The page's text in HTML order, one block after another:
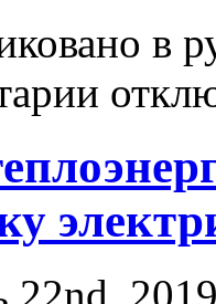
в
22nd, 2019